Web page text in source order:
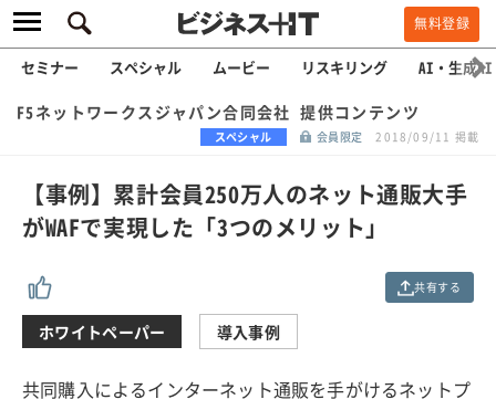
無料登録
セミナー スペシャル ムービー リスキリング AI・生成AI
F5ネットワークスジャパン合同会社 提供コンテンツ
スペシャル 会員限定 2018/09/11 掲載
【事例】累計会員250万人のネット通販大手
がWAFで実現した「3つのメリット」
共有する
ホワイトペーパー 導入事例
共同購入によるインターネット通販を手がけるネットプ